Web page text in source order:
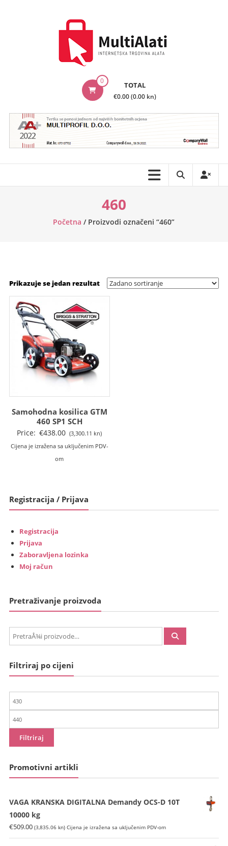
Internetska
trgovina
alata
0 TOTAL
€0.00 (0.00 kn)
460
Početna / Proizvodi označeni “460”
Prikazuje se jedan rezultat
Samohodna kosilica GTM
460 SP1 SCH
Price: €438.00 (3,300.11 kn)
Cijena je izražena sa uključenim PDV-
om
Registracija / Prijava
Registracija
Prijava
Zaboravljena lozinka
Moj račun
Pretraživanje proizvoda
PretraÅ¾i:
Filtriraj po cijeni
Min
cijena
Maks
cijena
Filtriraj
Promotivni artikli
VAGA KRANSKA DIGITALNA Demandy OCS-D 10T
10000 kg
€509.00 (3,835.06 kn) Cijena je izražena sa uključenim PDV-om